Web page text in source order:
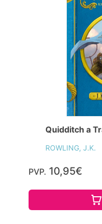
Quidditch a
ROWLING, J.K.
PVP. 10,95€